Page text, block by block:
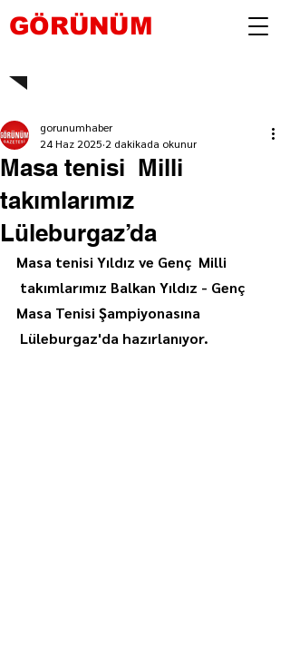
GÖRÜNÜM
Masa tenisi Milli
takımlarımız
Lüleburgaz’da
gorunumhaber
24 Haz 2025 2 dakikada okunur
Masa tenisi Yıldız ve Genç  Milli
takımlarımız Balkan Yıldız - Genç
Masa Tenisi Şampiyonasına
Lüleburgaz'da hazırlanıyor.